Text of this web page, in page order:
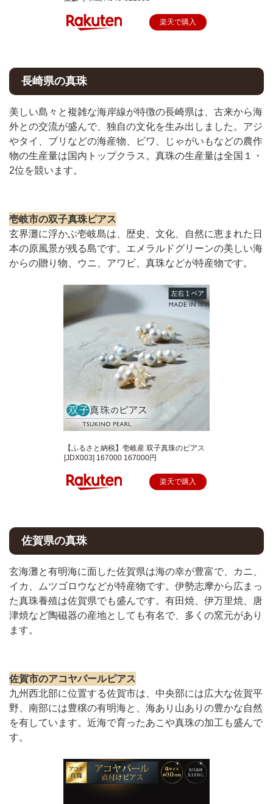
楽天で購入
長崎県の真珠
美しい島々と複雑な海岸線が特徴の長崎県は、古来から海
外との交流が盛んで、独自の文化を生み出しました。アジ
やタイ、ブリなどの海産物、ビワ、じゃがいもなどの農作
物の生産量は国内トップクラス。真珠の生産量は全国１・
2位を競います。
壱岐市の双子真珠ピアス
玄界灘に浮かぶ壱岐島は、歴史、文化、自然に恵まれた日
本の原風景が残る島です。エメラルドグリーンの美しい海
からの贈り物、ウニ、アワビ、真珠などが特産物です。
【ふるさと納税】壱岐産 双子真珠のピアス
[JDX003] 167000 167000円
楽天で購入
佐賀県の真珠
玄海灘と有明海に面した佐賀県は海の幸が豊富で、カニ、
イカ、ムツゴロウなどが特産物です。伊勢志摩から広まっ
た真珠養殖は佐賀県でも盛んです。有田焼、伊万里焼、唐
津焼など陶磁器の産地としても有名で、多くの窯元があり
ます。
佐賀市のアコヤパールピアス
九州西北部に位置する佐賀市は、中央部には広大な佐賀平
野、南部には豊穣の有明海と、海あり山ありの豊かな自然
を有しています。近海で育ったあこや真珠の加工も盛んで
す。